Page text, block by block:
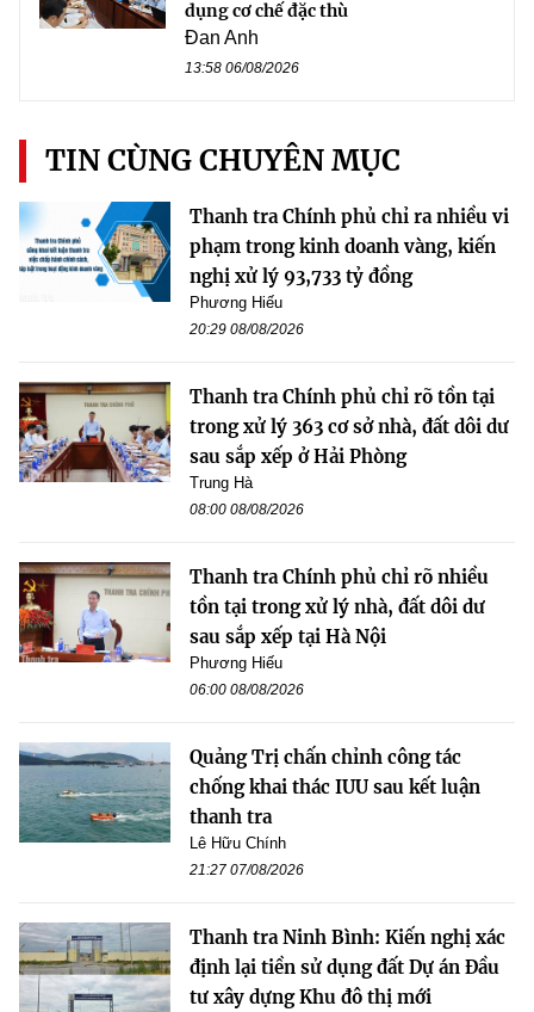
dụng cơ chế đặc thù
Đan Anh
13:58 06/08/2026
TIN CÙNG CHUYÊN MỤC
Thanh tra Chính phủ chỉ ra nhiều vi
phạm trong kinh doanh vàng, kiến
nghị xử lý 93,733 tỷ đồng
Phương Hiếu
20:29 08/08/2026
Thanh tra Chính phủ chỉ rõ tồn tại
trong xử lý 363 cơ sở nhà, đất dôi dư
sau sắp xếp ở Hải Phòng
Trung Hà
08:00 08/08/2026
Thanh tra Chính phủ chỉ rõ nhiều
tồn tại trong xử lý nhà, đất dôi dư
sau sắp xếp tại Hà Nội
Phương Hiếu
06:00 08/08/2026
Quảng Trị chấn chỉnh công tác
chống khai thác IUU sau kết luận
thanh tra
Lê Hữu Chính
21:27 07/08/2026
Thanh tra Ninh Bình: Kiến nghị xác
định lại tiền sử dụng đất Dự án Đầu
tư xây dựng Khu đô thị mới